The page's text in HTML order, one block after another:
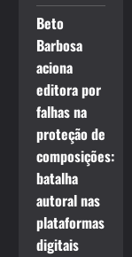
Beto
Barbosa
aciona
editora por
falhas na
proteção de
composições:
batalha
autoral nas
plataformas
digitais